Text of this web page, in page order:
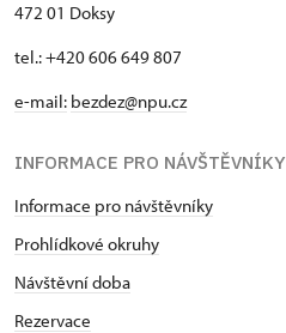
472 01 Doksy
tel.: +420 606 649 807
e-mail: bezdez@npu.cz
INFORMACE PRO NÁVŠTĚVNÍKY
Informace pro návštěvníky
Prohlídkové okruhy
Návštěvní doba
Rezervace